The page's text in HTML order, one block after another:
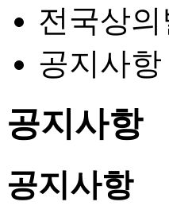
전국상
공지사항
공지사항
공지사항